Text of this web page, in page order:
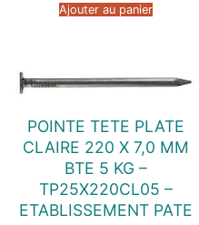
Ajouter au panier
POINTE TETE PLATE
CLAIRE 220 X 7,0 MM
BTE 5 KG –
TP25X220CL05 –
ETABLISSEMENT PATE